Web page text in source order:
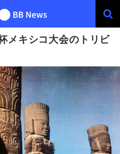
メキシコ大会のトリビ